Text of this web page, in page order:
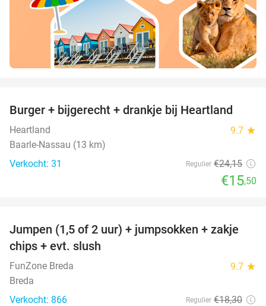
36%
Burger + bijgerecht + drankje bij Heartland
Heartland 9.7 star
Baarle-Nassau (13 km)
Verkocht: 31
Regulier €24,15
€15,50
48%
Jumpen (1,5 of 2 uur) + jumpsokken + zakje
chips + evt. slush
FunZone Breda 9.7 star
Breda
Verkocht: 866
Regulier €18,30